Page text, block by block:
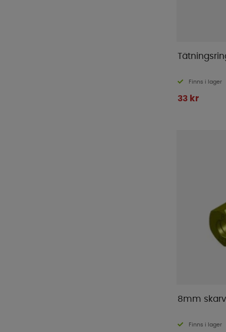
Finns i lager
33 kr
8mm
Finns i lager